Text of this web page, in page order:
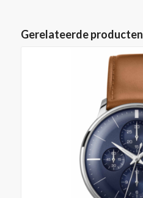
Gerelateerde producten